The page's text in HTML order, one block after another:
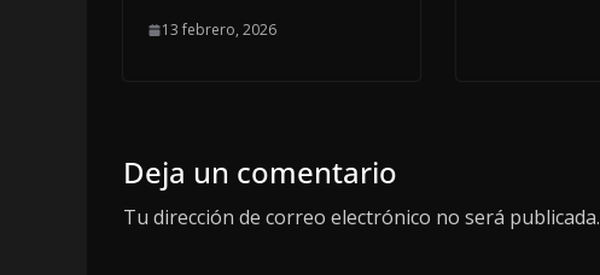
13 febrero, 2026
Deja un comentario
Tu dirección de correo electrónico no será publicada.